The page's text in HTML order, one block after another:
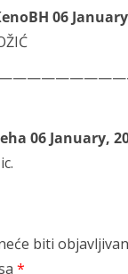
06
06 January,
biti
*